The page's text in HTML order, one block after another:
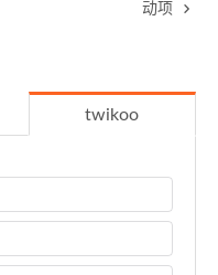
动项
twikoo